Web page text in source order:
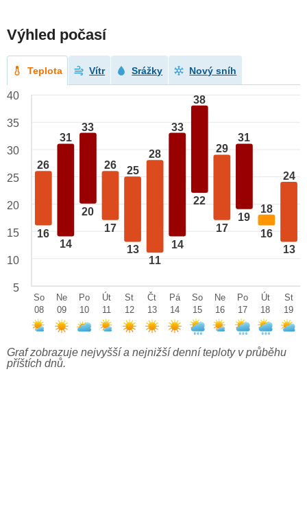
Výhled počasí
Teplota Vítr Srážky Nový sníh
26
16
31
14
33
20
26
17
25
13
28
11
33
14
38
22
29
17
31
19
18
16
24
13
40
35
30
25
20
15
10
5
So
08
Ne
09
Po
10
Út
11
St
12
Čt
13
Pá
14
So
15
Ne
16
Po
17
Út
18
St
19
Graf zobrazuje nejvyšší a nejnižší denní teploty v průběhu
příštích dnů.